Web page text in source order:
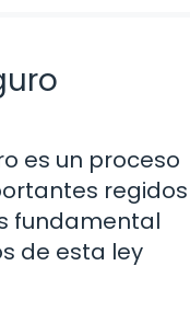
es un proceso
regidos
fundamental
de esta ley